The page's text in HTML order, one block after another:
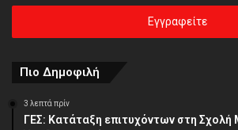
ηλεκτρονική
διεύθυνση
Πιο Δημοφιλή
3 λεπτά πρίν
ΓΕΣ: Κατάταξη επιτυχόντων στη Σχολή